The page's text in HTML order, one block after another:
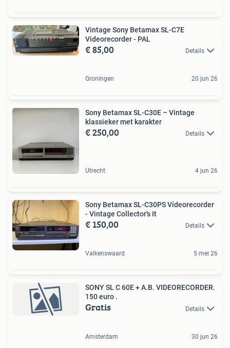
Vintage Sony Betamax SL-C7E
Videorecorder - PAL
€ 85,00 Details
Groningen 20 jun 26
Sony Betamax SL-C30E – Vintage
klassieker met karakter
€ 250,00 Details
Utrecht 4 jun 26
Sony Betamax SL-C30PS Videorecorder
- Vintage Collector's It
€ 150,00 Details
Valkenswaard 5 mei 26
SONY SL C 60E + A.B. VIDEORECORDER.
150 euro .
Gratis Details
Amsterdam 30 jun 26